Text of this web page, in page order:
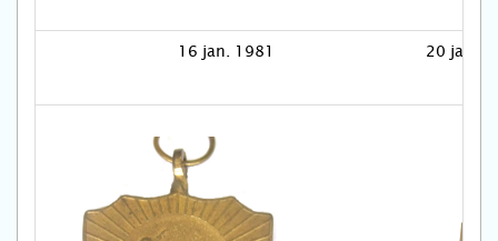
16 jan. 1981 20 jan.